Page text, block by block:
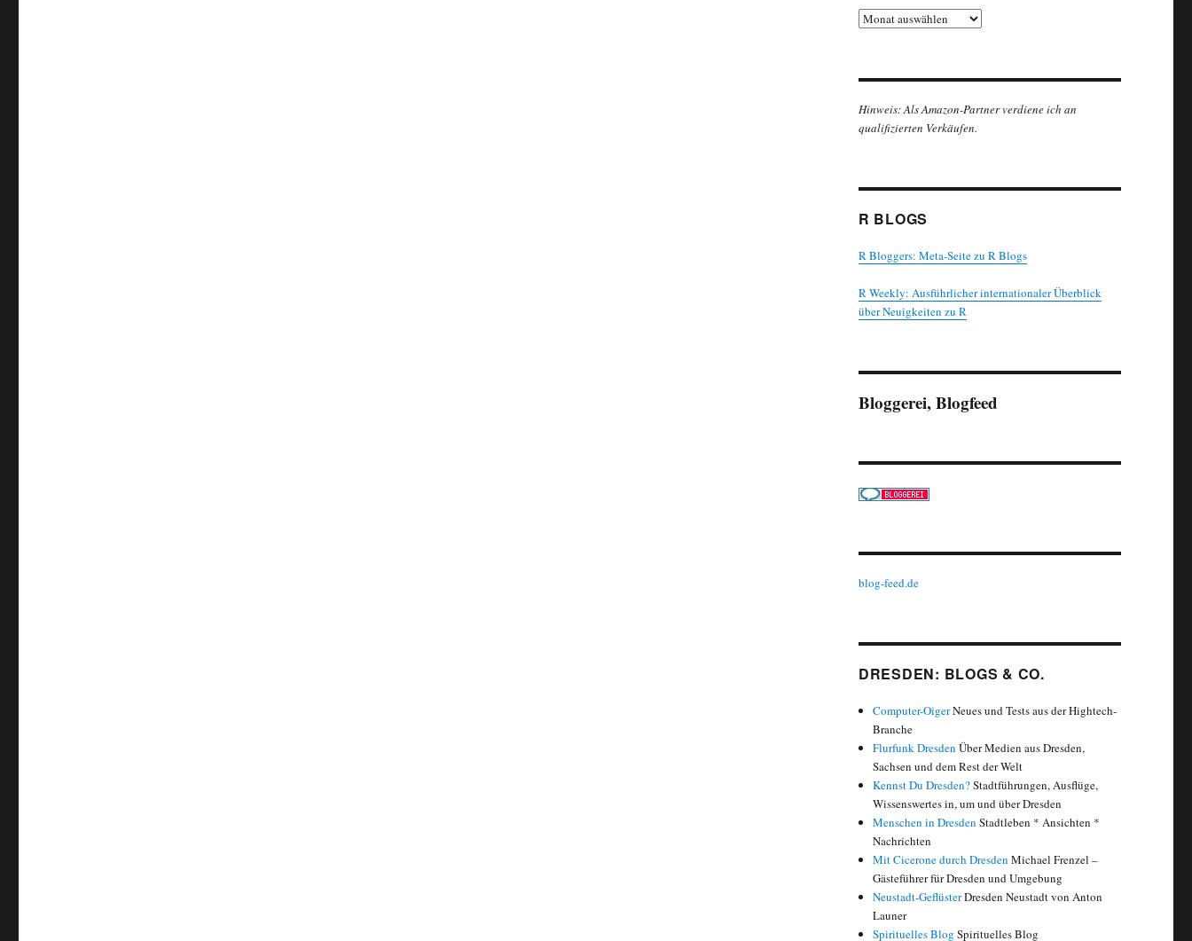
Archiv
Hinweis: Als Amazon-Partner verdiene ich an
qualifizierten Verkäufen.
R BLOGS
R Bloggers: Meta-Seite zu R Blogs
R Weekly: Ausführlicher internationaler Überblick
über Neuigkeiten zu R
Bloggerei, Blogfeed
blog-feed.de
DRESDEN: BLOGS & CO.
Computer-OigerNeues und Tests aus der Hightech-
Branche
Flurfunk Dresden Über Medien aus Dresden,
Sachsen und dem Rest der Welt
Kennst Du Dresden?Stadtführungen, Ausflüge,
Wissenswertes in, um und über Dresden
Menschen in Dresden Stadtleben * Ansichten *
Nachrichten
Mit Cicerone durch Dresden Michael Frenzel –
Gästeführer für Dresden und Umgebung
Neustadt-GeflüsterDresden Neustadt von Anton
Launer
Spirituelles Blog Spirituelles Blog